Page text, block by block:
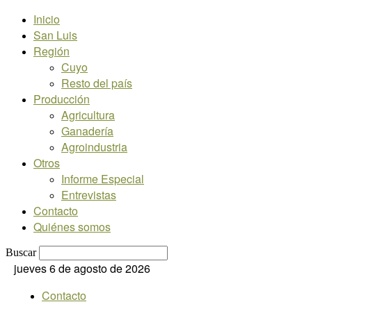
Inicio
San Luis
Región
Cuyo
Resto del país
Producción
Agricultura
Ganadería
Agroindustria
Otros
Informe Especial
Entrevistas
Contacto
Quiénes somos
Buscar
jueves 6 de agosto de 2026
Contacto